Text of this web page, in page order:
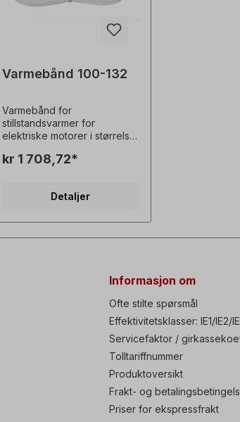
Varmebånd 100-132
Varmebånd for
stillstandsvarmer for
elektriske motorer i størrelse
Stillstandsvarmeren brukes til
driftspauser.
kr 1 708,72*
Detaljer
Informasjon om
Ofte stilte spørsmål
Effektivitetsklasser: IE1/IE2/
Servicefaktor /
Tolltariffnummer
Produktoversikt
Frakt- og
Priser for ekspressfrakt